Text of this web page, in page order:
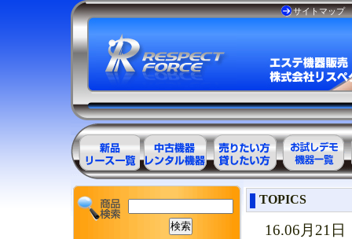
サイトマップ
エステ美容用
品製品一覧
エステ美容用
品アウトレッ
ト商品一覧
エステ美容用
品レンタル可
能商品一覧
お試しデモ可
能機器一覧
TOPICS
16.06月21日